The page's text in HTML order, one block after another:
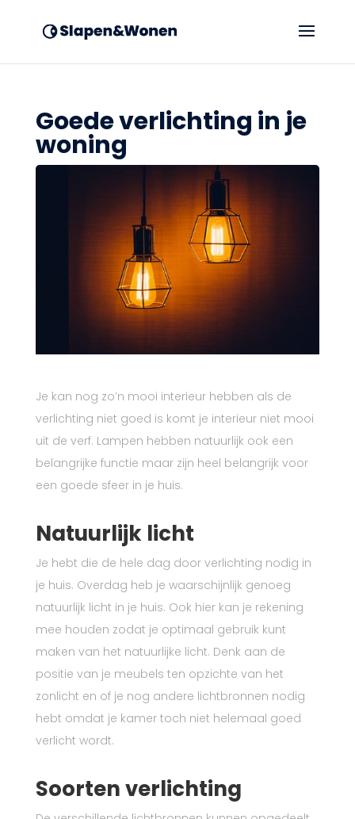
Goede verlichting in je
woning
Je kan nog zo’n mooi interieur hebben als de
verlichting niet goed is komt je interieur niet mooi
uit de verf. Lampen hebben natuurlijk ook een
belangrijke functie maar zijn heel belangrijk voor
een goede sfeer in je huis.
Natuurlijk licht
Je hebt die de hele dag door verlichting nodig in
je huis. Overdag heb je waarschijnlijk genoeg
natuurlijk licht in je huis. Ook hier kan je rekening
mee houden zodat je optimaal gebruik kunt
maken van het natuurlijke licht. Denk aan de
positie van je meubels ten opzichte van het
zonlicht en of je nog andere lichtbronnen nodig
hebt omdat je kamer toch niet helemaal goed
verlicht wordt.
Soorten verlichting